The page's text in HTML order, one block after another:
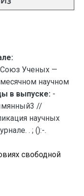
Союз Ученых —
научном
в выпуске: -
//
научных
. ; ():-.
свободной